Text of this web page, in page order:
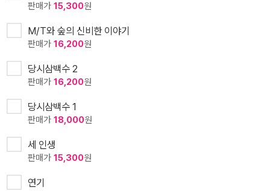
판매가 15,300원
M/T와 숲의 신비한 이야기
판매가 16,200원
당시삼백수 2
판매가 16,200원
당시삼백수 1
판매가 18,000원
세 인생
판매가 15,300원
연기